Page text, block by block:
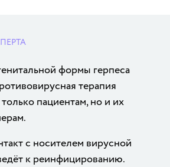
формы герпеса
терапия
только пациентам, но и их
с носителем вирусной
к реинфицированию.